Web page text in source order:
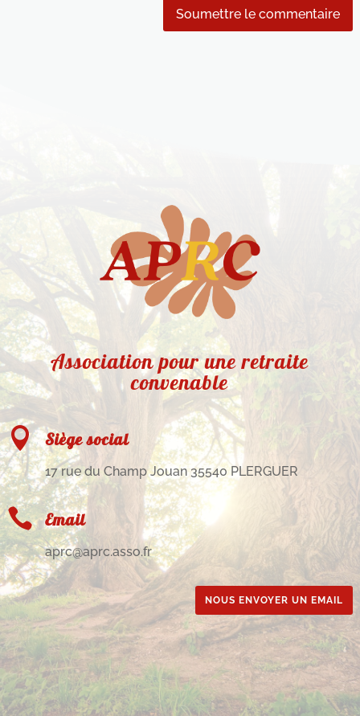
Soumettre le commentaire
Association pour une retraite
convenable
 Siège social
17 rue du Champ Jouan 35540 PLERGUER
 Email
aprc@aprc.asso.fr
NOUS ENVOYER UN EMAIL